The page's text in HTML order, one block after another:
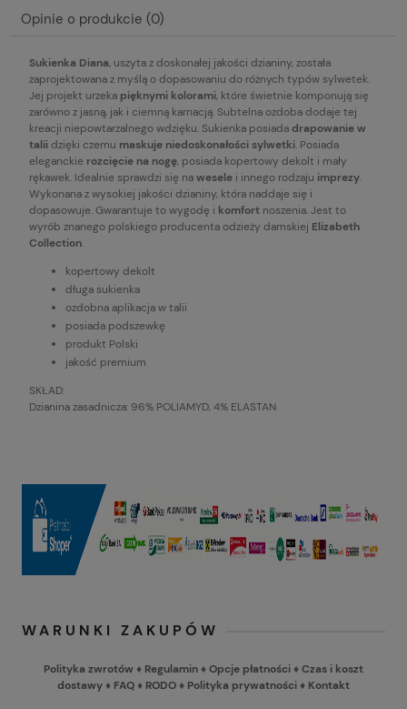
Opinie o produkcie (0)
Sukienka Diana, uszyta z doskonałej jakości dzianiny, została
zaprojektowana z myślą o dopasowaniu do różnych typów sylwetek.
Jej projekt urzeka pięknymi kolorami, które świetnie komponują się
zarówno z jasną, jak i ciemną karnacją. Subtelna ozdoba dodaje tej
kreacji niepowtarzalnego wdzięku. Sukienka posiadadrapowanie w
taliidzięki czemu maskuje niedoskonałości sylwetki. Posiada
eleganckie rozcięcie na nogę, posiada kopertowy dekolt i mały
rękawek. Idealnie sprawdzi się nawesele i innego rodzaju imprezy.
Wykonana z wysokiej jakości dzianiny, która naddaje się i
dopasowuje. Gwarantuje to wygodę i komfort noszenia. Jest to
wyrób znanego polskiego producenta odzieży damskiej Elizabeth
Collection.
kopertowy dekolt
długa sukienka
ozdobna aplikacja w talii
posiada podszewkę
produkt Polski
jakość premium
SKŁAD:
Dzianina zasadnicza: 96% POLIAMYD, 4% ELASTAN
WARUNKI ZAKUPÓW
Polityka zwrotów ♦ Regulamin♦Opcje płatności♦Czas i koszt
dostawy♦ FAQ♦ RODO♦ Polityka prywatności♦ Kontakt